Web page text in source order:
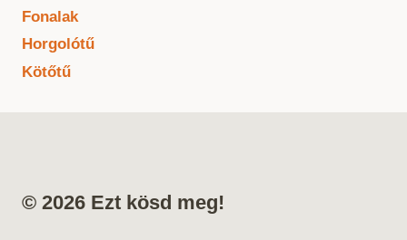
Fonalak
Horgolótű
Kötőtű
© 2026 Ezt kösd meg!